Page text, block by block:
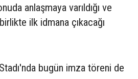
anlaşmaya varıldığı ve
ilk idmana çıkacağı
bugün imza töreni de